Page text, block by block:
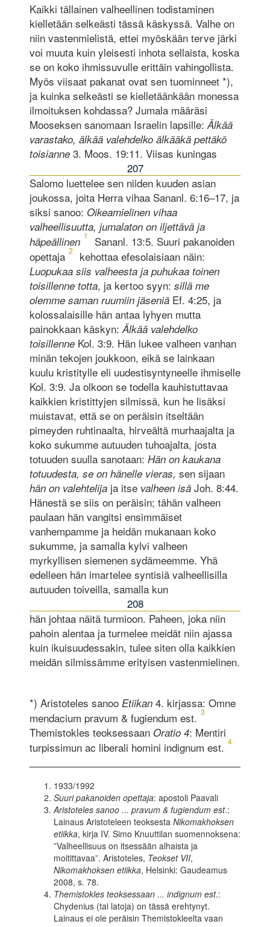
Kaikki tällainen valheellinen todistaminen
kielletään selkeästi tässä käskyssä. Valhe on
niin vastenmielistä, ettei myöskään terve järki
voi muuta kuin yleisesti inhota sellaista, koska
se on koko ihmissuvulle erittäin vahingollista.
Myös viisaat pakanat ovat sen tuominneet *),
ja kuinka selkeästi se kielletäänkään monessa
ilmoituksen kohdassa? Jumala määräsi
Mooseksen sanomaan Israelin lapsille: Älkää
varastako, älkää valehdelko älkääkä pettäkö
toisianne3. Moos. 19:11. Viisas kuningas
207
Salomo luettelee sen niiden kuuden asian
joukossa, joita Herra vihaa Sananl. 6:16–17, ja
siksi sanoo: Oikeamielinen vihaa
valheellisuutta, jumalaton on iljettävä ja
häpeällinen 1
Sananl. 13:5. Suuri pakanoiden
opettaja 2 kehottaa efesolaisiaan näin:
Luopukaa siis valheesta ja puhukaa toinen
toisillenne totta, ja kertoo syyn: sillä me
olemme saman ruumiin jäseniäEf. 4:25, ja
kolossalaisille hän antaa lyhyen mutta
painokkaan käskyn: Älkää valehdelko
toisillenneKol. 3:9. Hän lukee valheen vanhan
minän tekojen joukkoon, eikä se lainkaan
kuulu kristitylle eli uudestisyntyneelle ihmiselle
Kol. 3:9. Ja olkoon se todella kauhistuttavaa
kaikkien kristittyjen silmissä, kun he lisäksi
muistavat, että se on peräisin itseltään
pimeyden ruhtinaalta, hirveältä murhaajalta ja
koko sukumme autuuden tuhoajalta, josta
totuuden suulla sanotaan: Hän on kaukana
totuudesta, se on hänelle vieras, sen sijaan
hän on valehtelijaja itse valheen isäJoh. 8:44.
Hänestä se siis on peräisin; tähän valheen
paulaan hän vangitsi ensimmäiset
vanhempamme ja heidän mukanaan koko
sukumme, ja samalla kylvi valheen
myrkyllisen siemenen sydämeemme. Yhä
edelleen hän imartelee syntisiä valheellisilla
autuuden toiveilla, samalla kun
208
hän johtaa näitä turmioon. Paheen, joka niin
pahoin alentaa ja turmelee meidät niin ajassa
kuin ikuisuudessakin, tulee siten olla kaikkien
meidän silmissämme erityisen vastenmielinen.
*) Aristoteles sanoo Etiikan4. kirjassa: Omne
mendacium pravum & fugiendum est. 3
Themistokles teoksessaan Oratio 4: Mentiri
turpissimun ac liberali homini indignum est. 4
1933/1992
Suuri pakanoiden opettaja: apostoli Paavali
Aristoteles sanoo ... pravum & fugiendum est.:
Lainaus Aristoteleen teoksesta Nikomakhoksen
etiikka, kirja IV. Simo Knuuttilan suomennoksena:
”Valheellisuus on itsessään alhaista ja
moitittavaa”. Aristoteles, Teokset VII,
Nikomakhoksen etiikka, Helsinki: Gaudeamus
2008, s. 78.
Themistokles teoksessaan ... indignum est.:
Chydenius (tai latoja) on tässä erehtynyt.
Lainaus ei ole peräisin Themistokleelta vaan